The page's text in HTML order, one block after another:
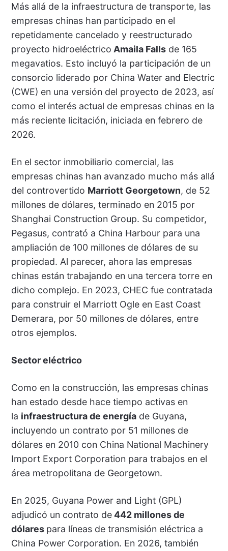
Más allá de la infraestructura de transporte, las
empresas chinas han participado en el
repetidamente cancelado y reestructurado
proyecto hidroeléctrico Amaila Fallsde 165
megavatios. Esto incluyó la participación de un
consorcio liderado por China Water and Electric
(CWE) en una versión del proyecto de 2023, así
como el interés actual de empresas chinas en la
más reciente licitación, iniciada en febrero de
2026.
En el sector inmobiliario comercial, las
empresas chinas han avanzado mucho más allá
del controvertido Marriott Georgetown, de 52
millones de dólares, terminado en 2015 por
Shanghai Construction Group. Su competidor,
Pegasus, contrató a China Harbour para una
ampliación de 100 millones de dólares de su
propiedad. Al parecer, ahora las empresas
chinas están trabajando en una tercera torre en
dicho complejo. En 2023, CHEC fue contratada
para construir el Marriott Ogle en East Coast
Demerara, por 50 millones de dólares, entre
otros ejemplos.
Sector eléctrico
Como en la construcción, las empresas chinas
han estado desde hace tiempo activas en
la infraestructura de energíade Guyana,
incluyendo un contrato por 51 millones de
dólares en 2010 con China National Machinery
Import Export Corporation para trabajos en el
área metropolitana de Georgetown.
En 2025, Guyana Power and Light (GPL)
adjudicó un contrato de442 millones de
dólares para líneas de transmisión eléctrica a
China Power Corporation. En 2026, también